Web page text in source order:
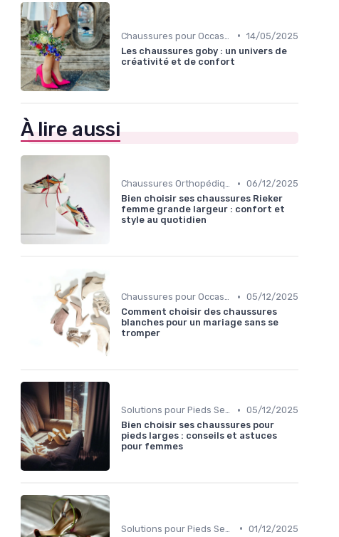
• 14/05/2025
Les chaussures goby : un univers de
créativité et de confort
À lire aussi
Chaussures Orthopédiques • 06/12/2025
Bien choisir ses chaussures Rieker
femme grande largeur : confort et
style au quotidien
Chaussures pour Occasions Spéciales • 05/12/2025
Comment choisir des chaussures
blanches pour un mariage sans se
tromper
Solutions pour Pieds Sensibles • 05/12/2025
Bien choisir ses chaussures pour
pieds larges : conseils et astuces
pour femmes
• 01/12/2025